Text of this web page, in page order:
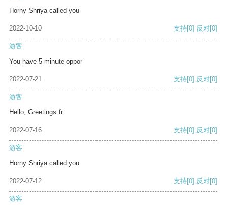
Horny Shriya called you
2022-10-10 支持[0] 反对[0]
游客
You have 5 minute oppor
2022-07-21 支持[0] 反对[0]
游客
Hello, Greetings fr
2022-07-16 支持[0] 反对[0]
游客
Horny Shriya called you
2022-07-12 支持[0] 反对[0]
游客